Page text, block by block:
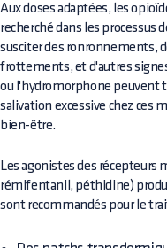
Aux doses adaptées, les
recherché dans les processus
susciter des ronronnements,
frottements, et d'autres
ou l'hydromorphone peuvent
salivation excessive chez ces
bien-être.
Les agonistes des
rémifentanil, péthidine)
sont recommandés pour le